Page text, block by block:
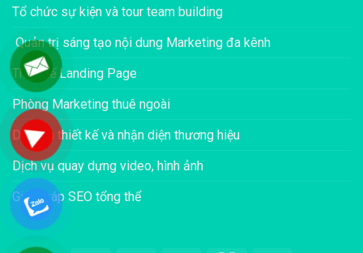
Tổ chức sự kiện và tour team building
Quản trị sáng tạo nội dung Marketing đa kênh
Thiết kế Landing Page
Phòng Marketing thuê ngoài
Dịch vụ thiết kế và nhận diện thương hiệu
Dịch vụ quay dựng video, hình ảnh
Giải pháp SEO tổng thể